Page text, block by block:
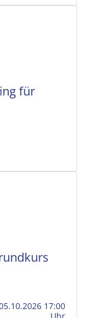
für
17:00
Uhr